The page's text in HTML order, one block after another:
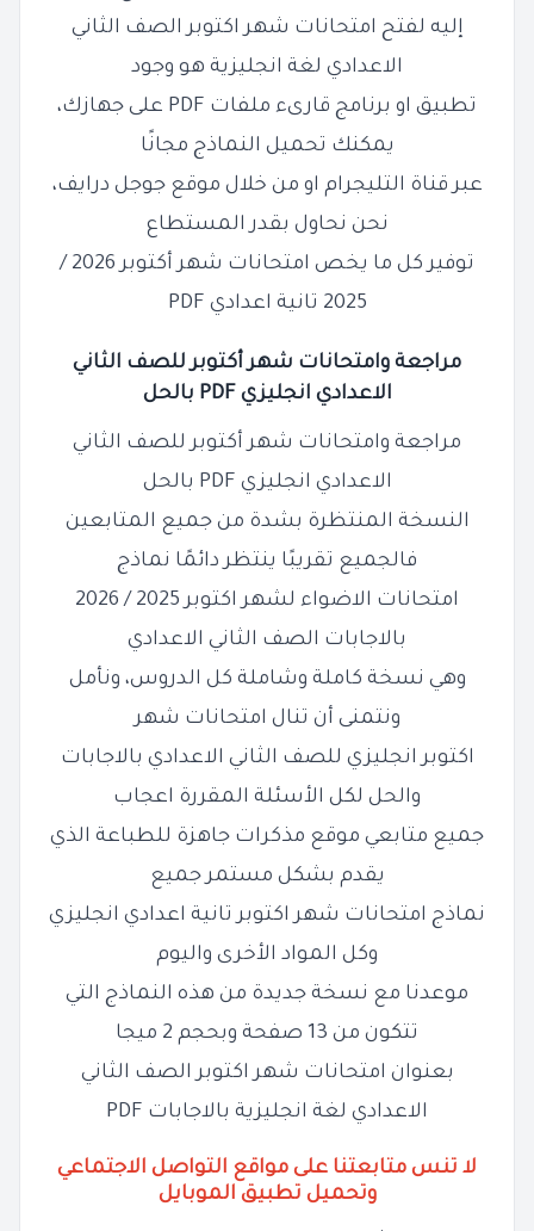
إليه لفتح امتحانات شهر اكتوبر الصف الثاني
الاعدادي لغة انجليزية هو وجود
تطبيق او برنامج قارىء ملفات PDF على جهازك،
يمكنك تحميل النماذج مجانًا
عبر قناة التليجرام او من خلال موقع جوجل درايف،
نحن نحاول بقدر المستطاع
توفير كل ما يخص امتحانات شهر أكتوبر 2026 /
2025 تانية اعدادي PDF
مراجعة وامتحانات شهر أكتوبر للصف الثاني
الاعدادي انجليزي PDF بالحل
مراجعة وامتحانات شهر أكتوبر للصف الثاني
الاعدادي انجليزي PDF بالحل
النسخة المنتظرة بشدة من جميع المتابعين
فالجميع تقريبًا ينتظر دائمًا نماذج
امتحانات الاضواء لشهر اكتوبر 2025 / 2026
بالاجابات الصف الثاني الاعدادي
وهي نسخة كاملة وشاملة كل الدروس، ونأمل
ونتمنى أن تنال امتحانات شهر
اكتوبر انجليزي للصف الثاني الاعدادي بالاجابات
والحل لكل الأسئلة المقررة اعجاب
جميع متابعي موقع مذكرات جاهزة للطباعة الذي
يقدم بشكل مستمر جميع
نماذج امتحانات شهر اكتوبر تانية اعدادي انجليزي
وكل المواد الأخرى واليوم
موعدنا مع نسخة جديدة من هذه النماذج التي
تتكون من 13 صفحة وبحجم 2 ميجا
بعنوان امتحانات شهر اكتوبر الصف الثاني
الاعدادي لغة انجليزية بالاجابات PDF
لا تنس متابعتنا على مواقع التواصل الاجتماعي
وتحميل تطبيق الموبايل